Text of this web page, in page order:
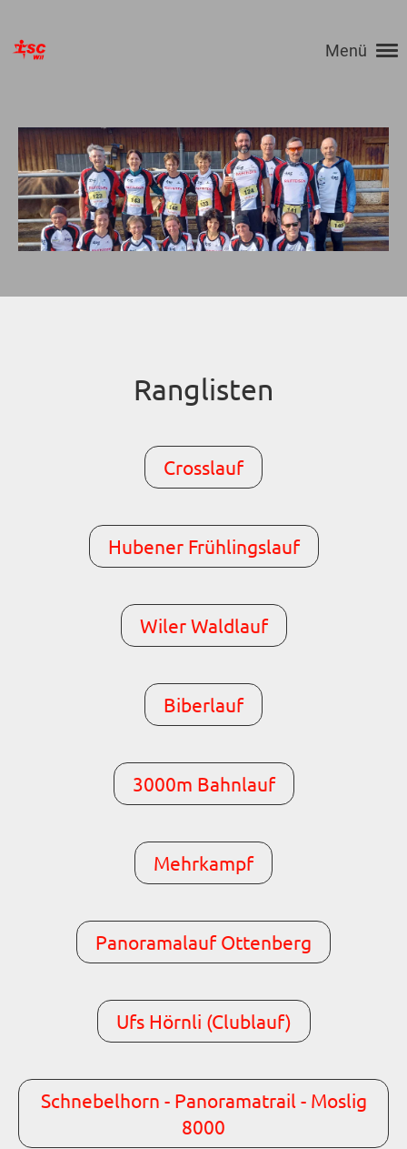
Menü
Ranglisten
Crosslauf
Hubener Frühlingslauf
Wiler Waldlauf
Biberlauf
3000m Bahnlauf
Mehrkampf
Panoramalauf Ottenberg
Ufs Hörnli (Clublauf)
Schnebelhorn - Panoramatrail - Moslig
8000